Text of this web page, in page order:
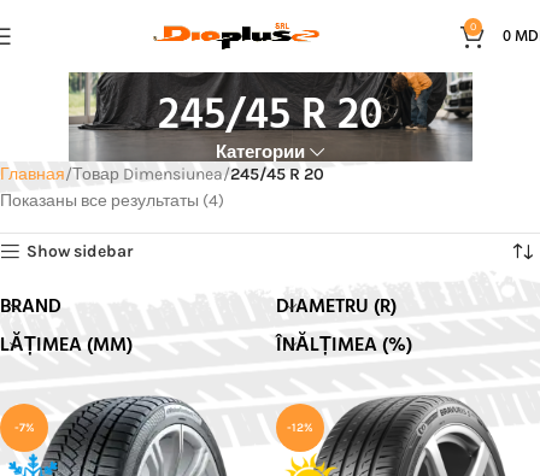
0 0
245/45 R 20
Категории
Главная Товар Dimensiunea 245/45 R 20
Показаны все результаты (4)
Show sidebar
BRAND
DIAMETRU (R)
LĂȚIMEA (MM)
ÎNĂLȚIMEA (%)
-7% -12%